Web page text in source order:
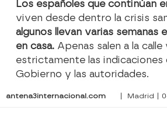
Los españoles que continúan
viven desde dentro la crisis
algunos llevan varias semanas
en casa. Apenas salen a la
estrictamente las indicaciones
Gobierno y las autoridades.
antena3internacional.com | Madrid |